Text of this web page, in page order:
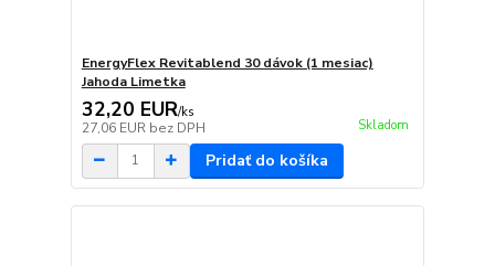
EnergyFlex Revitablend 30 dávok (1 mesiac)
Jahoda Limetka
32,20 EUR/ks
27,06 EUR bez DPH Skladom
Pridať do košíka